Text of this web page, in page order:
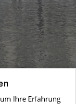
Ihre Erfahrung